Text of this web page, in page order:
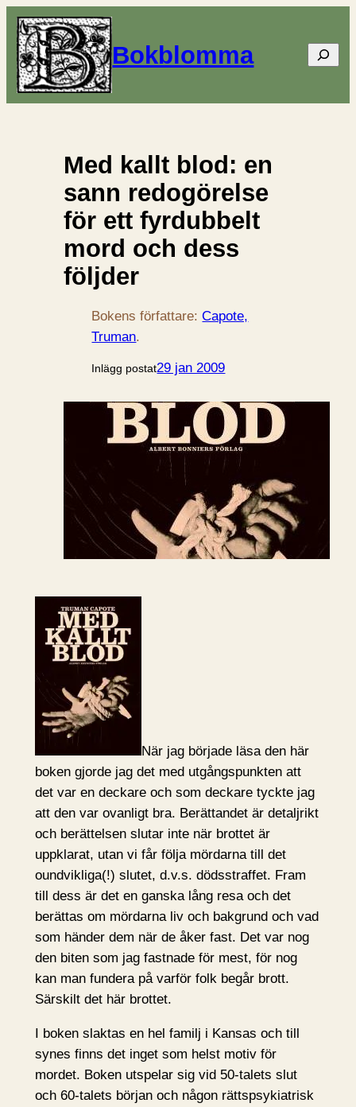
Bokblomma Sök
Med kallt blod: en
sann redogörelse
för ett fyrdubbelt
mord och dess
följder
Bokens författare:Capote,
Truman.
Inlägg postat29 jan 2009
När jag började läsa den här
boken gjorde jag det med utgångspunkten att
det var en deckare och som deckare tyckte jag
att den var ovanligt bra. Berättandet är detaljrikt
och berättelsen slutar inte när brottet är
uppklarat, utan vi får följa mördarna till det
oundvikliga(!) slutet, d.v.s. dödsstraffet. Fram
till dess är det en ganska lång resa och det
berättas om mördarna liv och bakgrund och vad
som händer dem när de åker fast. Det var nog
den biten som jag fastnade för mest, för nog
kan man fundera på varför folk begår brott.
Särskilt det här brottet.
I boken slaktas en hel familj i Kansas och till
synes finns det inget som helst motiv för
mordet. Boken utspelar sig vid 50-talets slut
och 60-talets början och någon rättspsykiatrisk